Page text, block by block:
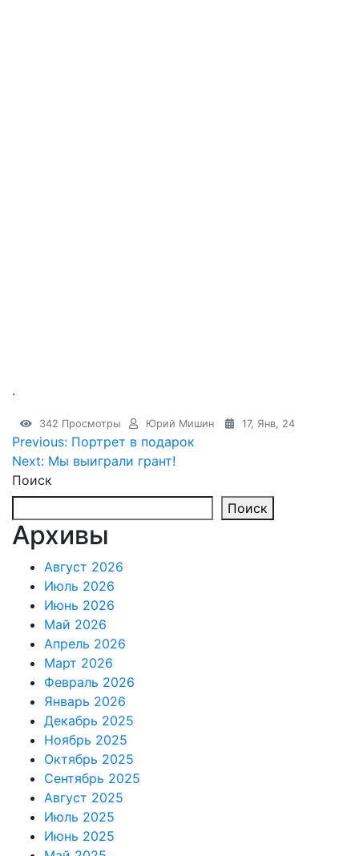
.
342 Просмотры Юрий Мишин 17, Янв, 24
Навигация
по
записям
Previous: Портрет в подарок
Next: Мы выиграли грант!
Поиск
Поиск
Архивы
Август 2026
Июль 2026
Июнь 2026
Май 2026
Апрель 2026
Март 2026
Февраль 2026
Январь 2026
Декабрь 2025
Ноябрь 2025
Октябрь 2025
Сентябрь 2025
Август 2025
Июль 2025
Июнь 2025